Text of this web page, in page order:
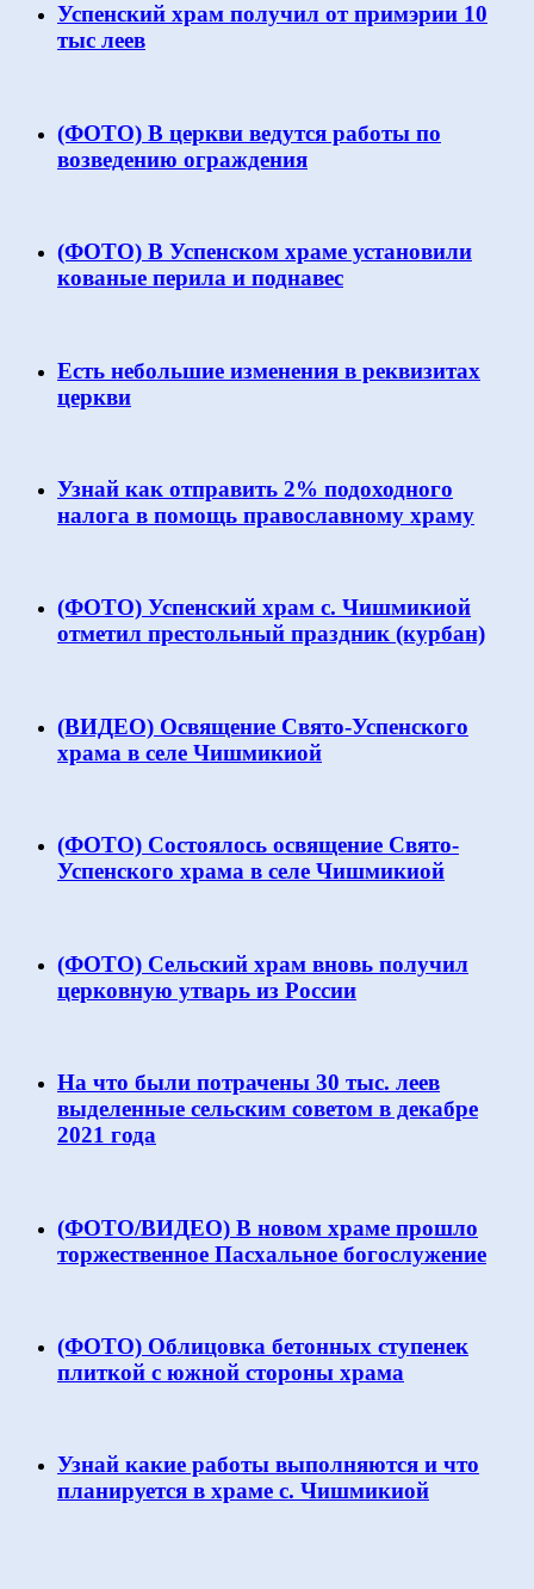
Успенский храм получил от примэрии 10
тыс леев
(ФОТО) В церкви ведутся работы по
возведению ограждения
(ФОТО) В Успенском храме установили
кованые перила и поднавес
Есть небольшие изменения в реквизитах
церкви
Узнай как отправить 2% подоходного
налога в помощь православному храму
(ФОТО) Успенский храм с. Чишмикиой
отметил престольный праздник (курбан)
(ВИДЕО) Освящение Свято-Успенского
храма в селе Чишмикиой
(ФОТО) Состоялось освящение Свято-
Успенского храма в селе Чишмикиой
(ФОТО) Сельский храм вновь получил
церковную утварь из России
На что были потрачены 30 тыс. леев
выделенные сельским советом в декабре
2021 года
(ФОТО/ВИДЕО) В новом храме прошло
торжественное Пасхальное богослужение
(ФОТО) Облицовка бетонных ступенек
плиткой с южной стороны храма
Узнай какие работы выполняются и что
планируется в храме с. Чишмикиой